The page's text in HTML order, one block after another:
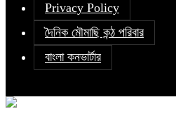
Privacy Policy
দৈনিক মৌমাছি কন্ঠ পরিবার
বাংলা কনভার্টার